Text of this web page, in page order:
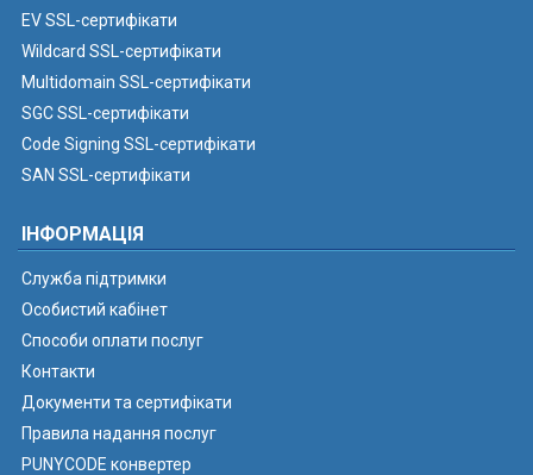
EV SSL-сертифікати
Wildcard SSL-сертифікати
Multidomain SSL-сертифікати
SGC SSL-сертифікати
Code Signing SSL-сертифікати
SAN SSL-сертифікати
ІНФОРМАЦІЯ
Служба підтримки
Особистий кабінет
Способи оплати послуг
Контакти
Документи та сертифікати
Правила надання послуг
PUNYCODE конвертер